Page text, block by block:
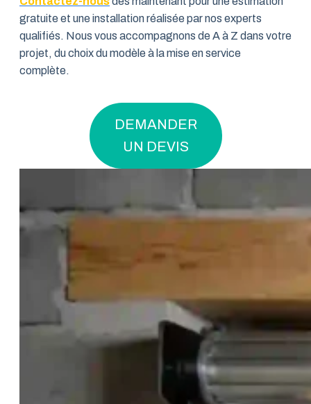
gratuite et une installation réalisée par nos experts
qualifiés. Nous vous accompagnons de A à Z dans votre
projet, du choix du modèle à la mise en service
complète.
DEMANDER
UN DEVIS